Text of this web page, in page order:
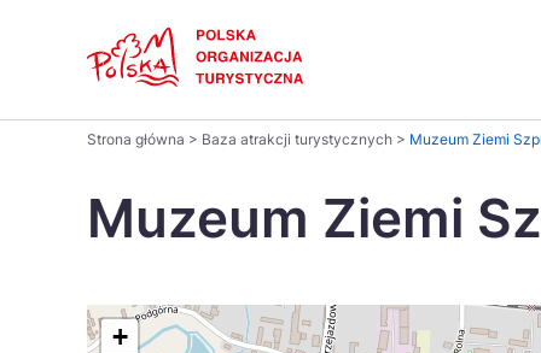
na
stronie
Português
Strona główna > Baza atrakcji turystycznych > Muzeum Ziemi
Muzeum Ziemi
+